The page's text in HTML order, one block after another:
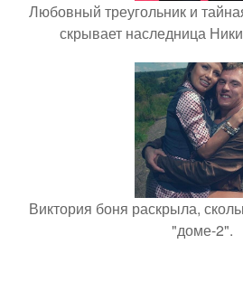
Любовный треугольник и
скрывает наследница
Виктория боня раскрыла,
"доме-2".